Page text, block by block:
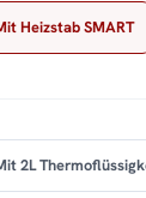
Heizstab SMART
2L